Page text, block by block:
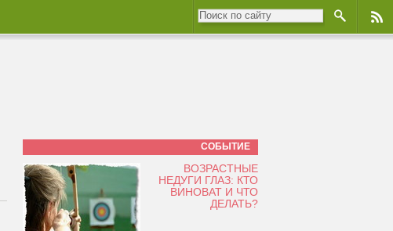
СОБЫТИЕ
ВОЗРАСТНЫЕ
НЕДУГИ ГЛАЗ: КТО
ВИНОВАТ И ЧТО
ДЕЛАТЬ?